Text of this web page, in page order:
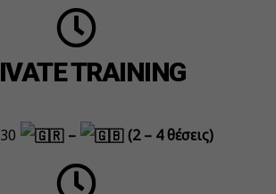
TRAINING
– (2 – 4 θέσεις)